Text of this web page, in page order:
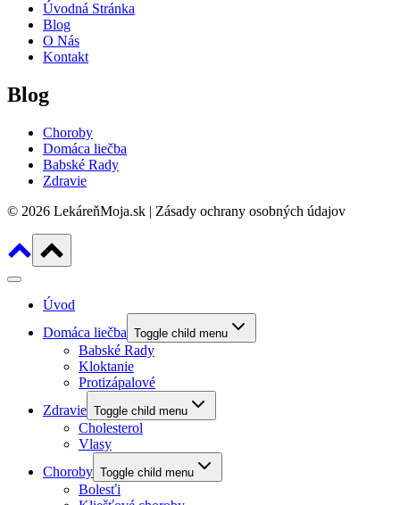
Úvodná Stránka
Blog
O Nás
Kontakt
Blog
Choroby
Domáca liečba
Babské Rady
Zdravie
© 2026 LekáreňMoja.sk | Zásady ochrany osobných údajov
Úvod
Domáca liečba Toggle child menu
Babské Rady
Kloktanie
Protizápalové
Zdravie Toggle child menu
Cholesterol
Vlasy
Choroby Toggle child menu
Bolesťi